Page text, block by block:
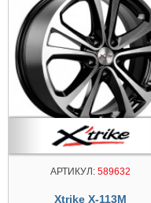
АРТИКУЛ:589632
Xtrike X-113M